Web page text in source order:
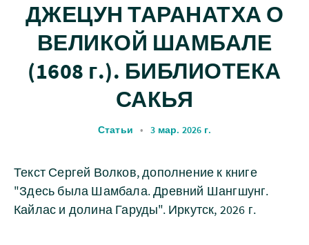
ДЖЕЦУН ТАРАНАТХА О
ВЕЛИКОЙ ШАМБАЛЕ
(1608 г.). БИБЛИОТЕКА
САКЬЯ
Статьи • 3 мар. 2026 г.
Текст Сергей Волков, дополнение к книге
"Здесь была Шамбала. Древний Шангшунг.
Кайлас и долина Гаруды". Иркутск, 2026 г.